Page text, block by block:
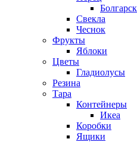
Свекла
Чеснок
Фрукты
Яблоки
Цветы
Гладиолусы
Резина
Тара
Контейнеры
Икеа
Коробки
Ящики